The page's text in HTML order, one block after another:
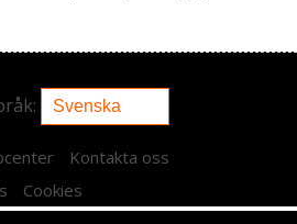
Kontakta oss
Cookies